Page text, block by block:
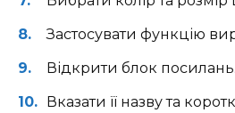
Застосувати функцію
Відкрити блок посилань.
Вказати її назву та